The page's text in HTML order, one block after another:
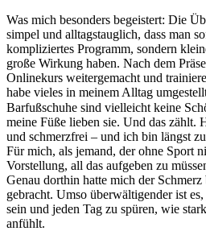
Was mich besonders begeistert: Die
simpel und alltagstauglich, dass man
kompliziertes Programm, sondern
große Wirkung haben. Nach dem
Onlinekurs weitergemacht und
habe vieles in meinem Alltag
Barfußschuhe sind vielleicht keine
meine Füße lieben sie. Und das zählt.
und schmerzfrei – und ich bin längst
Für mich, als jemand, der ohne Sport
Vorstellung, all das aufgeben zu
Genau dorthin hatte mich der
gebracht. Umso überwältigender ist
sein und jeden Tag zu spüren, wie
anfühlt.